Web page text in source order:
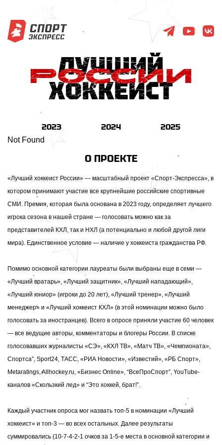
2023 2024 2025
Not Found
О ПРОЕКТЕ
«Лучший хоккеист России» — масштабный проект «Спорт-Экспресса», в
котором принимают участие все крупнейшие российские спортивные
СМИ. Премия, которая была основана в 2023 году, определяет лучшего
игрока сезона в нашей стране — голосовать можно как за
представителей КХЛ, так и НХЛ (а потенциально и любой другой лиги
мира). Единственное условие — наличие у хоккеиста гражданства РФ.
Помимо основной категории лауреаты были выбраны еще в семи —
«Лучший вратарь», «Лучший защитник», «Лучший нападающий»,
«Лучший юниор» (игроки до 20 лет), «Лучший тренер», «Лучший
менеджер» и «Лучший хоккеист КХЛ» (в этой номинации можно было
голосовать за иностранцев). Всего в опросе приняли участие 60 человек
— все ведущие авторы, комментаторы и блогеры России. В списке
голосовавших журналисты «СЭ», «КХЛ ТВ», «Матч ТВ», «Чемпионата»,
Cпортса”, Sport24, ТАСС, «РИА Новости», «Известий», «РБ Спорт»,
Metaratings, Allhockey.ru, «Бизнес Online», “ВсеПроСпорт”, YouTube-
каналов «Скользкий лед» и “Это хоккей, брат!”.
Каждый участник опроса мог назвать топ-5 в номинации «Лучший
хоккеист» и топ-3 — во всех остальных. Далее результаты
суммировались (10-7-4-2-1 очков за 1-5-е места в основной категории и